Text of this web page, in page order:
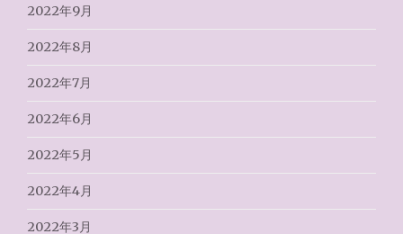
2022年9月
2022年8月
2022年7月
2022年6月
2022年5月
2022年4月
2022年3月